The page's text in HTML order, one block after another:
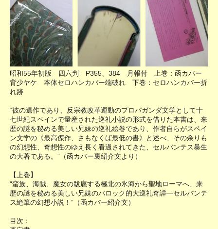
昭和55年初版 四六判 P355、384 月報付 上巻：函カバー
背少ヤケ 本体セロハンカバー端破れ 下巻：セロハンカバー折
れ跡
“彼の遺作であり、反宗教改革運動のプロパガンダ文学として十
七世紀スペインで量産された巡礼小説の形式を借りた本書は、来
歴の謎を秘める美しい兄妹の巡礼絵巻であり、作者自らがスペイ
ン文学の《最高傑作、さもなくば最低の書》と述べ、その余りも
の幻想性、奇想性のゆえ長く看過されてきた、セルバンテス暴生
の大著である。”（函カバー裏紹介文より）
【上巻】
“蛮族、海賊、魔女の跋扈する極北の氷海から聖地ローマへ、来
歴の謎を秘める美しい兄妹のバロック的大巡礼奇譚―セルバンテ
ス絶筆の幻想小説！”（函カバー紹介文）
目次：